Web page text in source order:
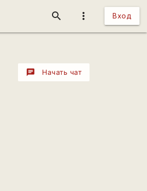
more_vert Вход
search
chat Начать чат